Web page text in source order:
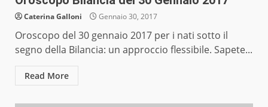
Caterina Galloni Gennaio 30, 2017
Oroscopo del 30 gennaio 2017 per i nati sotto il
segno della Bilancia: un approccio flessibile. Sapete...
Read More